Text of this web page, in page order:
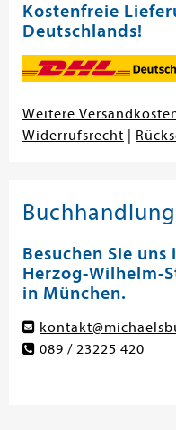
Kostenfreie
Deutschlands!
Weitere
Widerrufsrecht
Buchhandlung
Besuchen Sie uns
Herzog-Wilhelm-
in München.
089 / 23225 420